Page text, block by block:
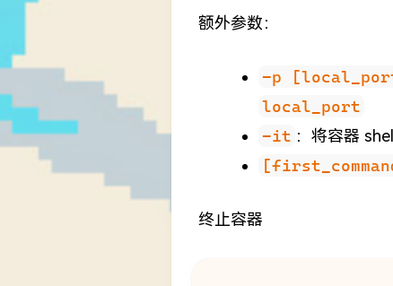
额外参数：
-p
local_port
-it ：将容器
终止容器